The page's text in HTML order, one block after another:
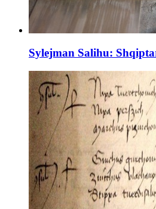
Sylejman Salihu: